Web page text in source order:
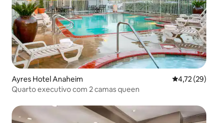
Ayres Hotel Anaheim 4,72 de uma
4,72 (29)
Quarto executivo com 2 camas queen